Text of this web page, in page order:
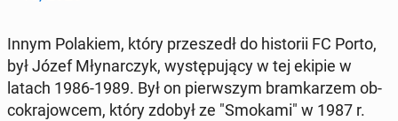
Innym Po­la­kiem, który prze­szedł do hi­sto­rii FC Porto,
był Józef Mły­nar­czyk, wy­stę­pu­ją­cy w tej ekipie w
latach 1986-1989. Był on pierw­szym bram­ka­rzem ob­
co­kra­jow­cem, który zdobył ze "Smokami" w 1987 r.